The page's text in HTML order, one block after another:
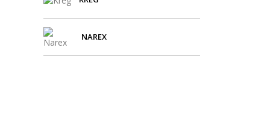
NAREX